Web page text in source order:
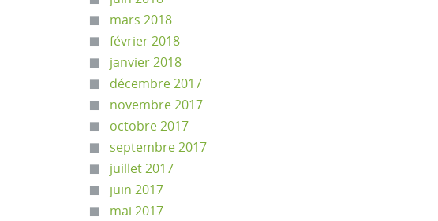
mars 2018
février 2018
janvier 2018
décembre 2017
novembre 2017
octobre 2017
septembre 2017
juillet 2017
juin 2017
mai 2017